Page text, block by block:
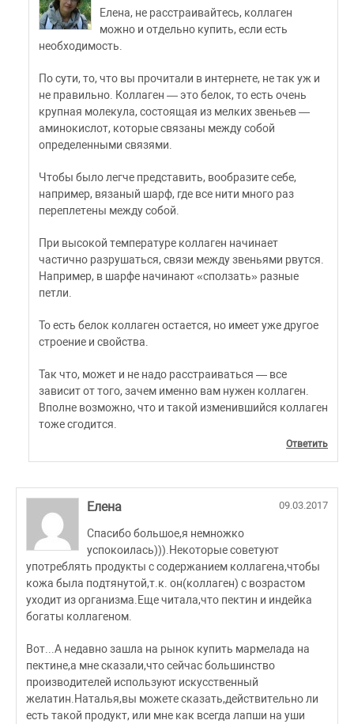
Елена, не расстраивайтесь, коллаген
можно и отдельно купить, если есть
необходимость.
По сути, то, что вы прочитали в интернете, не так уж и
не правильно. Коллаген — это белок, то есть очень
крупная молекула, состоящая из мелких звеньев —
аминокислот, которые связаны между собой
определенными связями.
Чтобы было легче представить, вообразите себе,
например, вязаный шарф, где все нити много раз
переплетены между собой.
При высокой температуре коллаген начинает
частично разрушаться, связи между звеньями рвутся.
Например, в шарфе начинают «сползать» разные
петли.
То есть белок коллаген остается, но имеет уже другое
строение и свойства.
Так что, может и не надо расстраиваться — все
зависит от того, зачем именно вам нужен коллаген.
Вполне возможно, что и такой изменившийся коллаген
тоже сгодится.
Ответить
Елена 09.03.2017
Спасибо большое,я немножко
успокоилась))).Некоторые советуют
употреблять продукты с содержанием коллагена,чтобы
кожа была подтянутой,т.к. он(коллаген) с возрастом
уходит из организма.Еще читала,что пектин и индейка
богаты коллагеном.
Вот...А недавно зашла на рынок купить мармелада на
пектине,а мне сказали,что сейчас большинство
производителей используют искусственный
желатин.Наталья,вы можете сказать,действительно ли
есть такой продукт, или мне как всегда лапши на уши